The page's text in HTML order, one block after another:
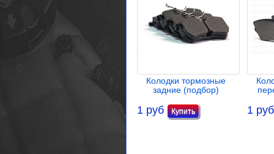
Колодки тормозные
задние (подбор)
1 руб 1 руб